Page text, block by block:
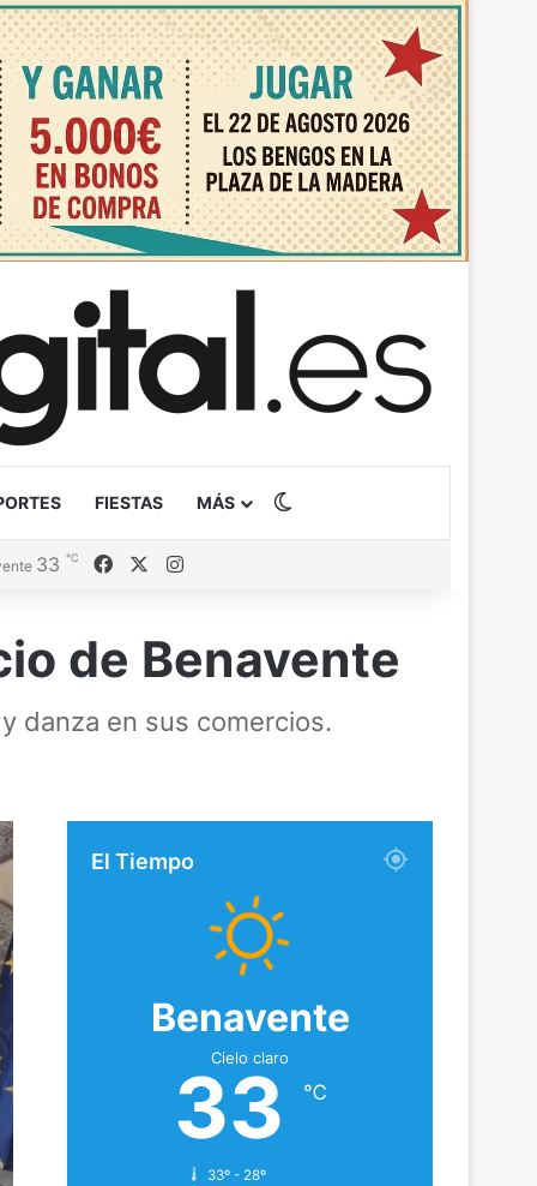
FIESTAS MÁS
33 ℃ FacebookInstagram
de Benavente
danza en sus comercios.
El Tiempo
Benavente
Cielo claro
33 ℃
33º - 28º